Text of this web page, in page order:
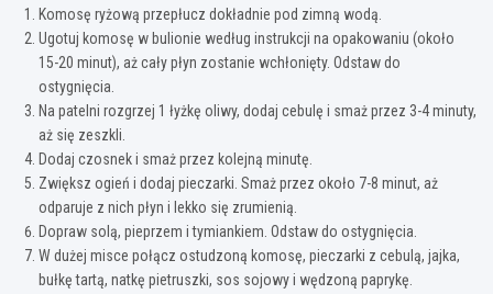
Komosę ryżową przepłucz dokładnie pod zimną wodą.
Ugotuj komosę w bulionie według instrukcji na opakowaniu (około
15-20 minut), aż cały płyn zostanie wchłonięty. Odstaw do
ostygnięcia.
Na patelni rozgrzej 1 łyżkę oliwy, dodaj cebulę i smaż przez 3-4 minuty,
aż się zeszkli.
Dodaj czosnek i smaż przez kolejną minutę.
Zwiększ ogień i dodaj pieczarki. Smaż przez około 7-8 minut, aż
odparuje z nich płyn i lekko się zrumienią.
Dopraw solą, pieprzem i tymiankiem. Odstaw do ostygnięcia.
W dużej misce połącz ostudzoną komosę, pieczarki z cebulą, jajka,
bułkę tartą, natkę pietruszki, sos sojowy i wędzoną paprykę.